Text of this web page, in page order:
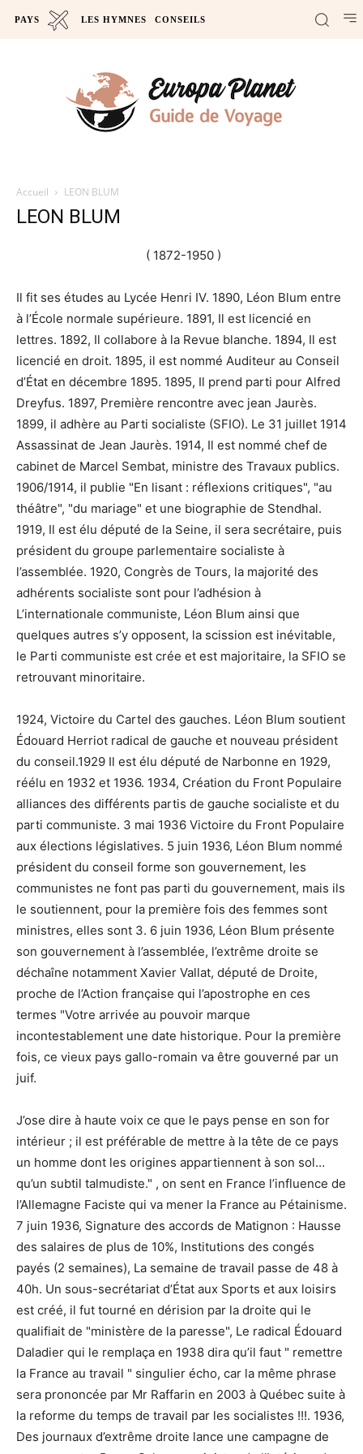
PAYS LES HYMNES CONSEILS
Accueil LEON BLUM
LEON BLUM
( 1872-1950 )
Il fit ses études au Lycée Henri IV. 1890, Léon Blum entre
à l’École normale supérieure. 1891, Il est licencié en
lettres. 1892, Il collabore à la Revue blanche. 1894, Il est
licencié en droit. 1895, il est nommé Auditeur au Conseil
d’État en décembre 1895. 1895, Il prend parti pour Alfred
Dreyfus. 1897, Première rencontre avec jean Jaurès.
1899, il adhère au Parti socialiste (SFIO). Le 31 juillet 1914
Assassinat de Jean Jaurès. 1914, Il est nommé chef de
cabinet de Marcel Sembat, ministre des Travaux publics.
1906/1914, il publie "En lisant : réflexions critiques", "au
théâtre", "du mariage" et une biographie de Stendhal.
1919, Il est élu député de la Seine, il sera secrétaire, puis
président du groupe parlementaire socialiste à
l’assemblée. 1920, Congrès de Tours, la majorité des
adhérents socialiste sont pour l’adhésion à
L’internationale communiste, Léon Blum ainsi que
quelques autres s’y opposent, la scission est inévitable,
le Parti communiste est crée et est majoritaire, la SFIO se
retrouvant minoritaire.
1924, Victoire du Cartel des gauches. Léon Blum soutient
Édouard Herriot radical de gauche et nouveau président
du conseil.1929 Il est élu député de Narbonne en 1929,
réélu en 1932 et 1936. 1934, Création du Front Populaire
alliances des différents partis de gauche socialiste et du
parti communiste. 3 mai 1936 Victoire du Front Populaire
aux élections législatives. 5 juin 1936, Léon Blum nommé
président du conseil forme son gouvernement, les
communistes ne font pas parti du gouvernement, mais ils
le soutiennent, pour la première fois des femmes sont
ministres, elles sont 3. 6 juin 1936, Léon Blum présente
son gouvernement à l’assemblée, l’extrême droite se
déchaîne notamment Xavier Vallat, député de Droite,
proche de l’Action française qui l’apostrophe en ces
termes "Votre arrivée au pouvoir marque
incontestablement une date historique. Pour la première
fois, ce vieux pays gallo-romain va être gouverné par un
juif.
J’ose dire à haute voix ce que le pays pense en son for
intérieur ; il est préférable de mettre à la tête de ce pays
un homme dont les origines appartiennent à son sol…
qu’un subtil talmudiste." , on sent en France l’influence de
l’Allemagne Faciste qui va mener la France au Pétainisme.
7 juin 1936, Signature des accords de Matignon : Hausse
des salaires de plus de 10%, Institutions des congés
payés (2 semaines), La semaine de travail passe de 48 à
40h. Un sous-secrétariat d’État aux Sports et aux loisirs
est créé, il fut tourné en dérision par la droite qui le
qualifiait de "ministère de la paresse", Le radical Édouard
Daladier qui le remplaça en 1938 dira qu’il faut " remettre
la France au travail " singulier écho, car la même phrase
sera prononcée par Mr Raffarin en 2003 à Québec suite à
la reforme du temps de travail par les socialistes !!!. 1936,
Des journaux d’extrême droite lance une campagne de